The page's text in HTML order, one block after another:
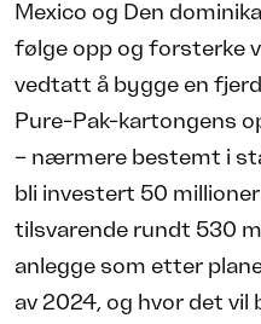
Mexico og Den
følge opp og forsterke
vedtatt å bygge en
Pure-Pak-kartongens
– nærmere bestemt i
bli investert 50
tilsvarende rundt 530
anlegge som etter
av 2024, og hvor det vil